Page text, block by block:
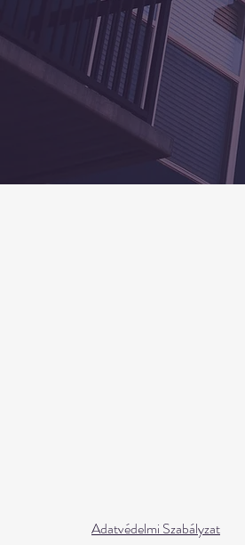
Adatvédelmi Szabályzat